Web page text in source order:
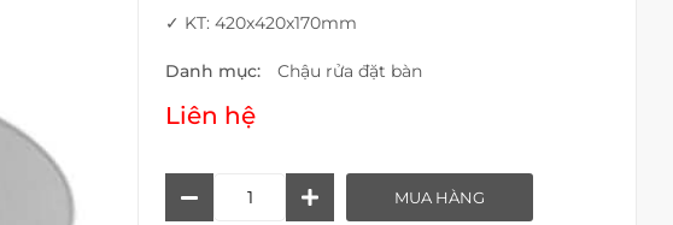
✓ KT: 420x420x170mm
Danh mục: Chậu rửa đặt bàn
Liên hệ
MUA HÀNG